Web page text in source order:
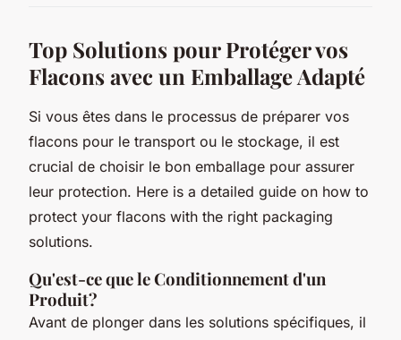
Top Solutions pour Protéger vos
Flacons avec un Emballage Adapté
Si vous êtes dans le processus de préparer vos
flacons pour le transport ou le stockage, il est
crucial de choisir le bon emballage pour assurer
leur protection. Here is a detailed guide on how to
protect your flacons with the right packaging
solutions.
Qu'est-ce que le Conditionnement d'un
Produit?
Avant de plonger dans les solutions spécifiques, il